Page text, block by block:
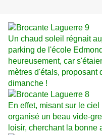
Un chaud soleil régnait
parking de l'école
heureusement, car
mètres d'étals, proposant
dimanche !
En effet, misant sur le
organisé un beau vide-
loisir, cherchant la bonne